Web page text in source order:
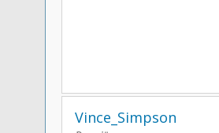
Vince_Simpson